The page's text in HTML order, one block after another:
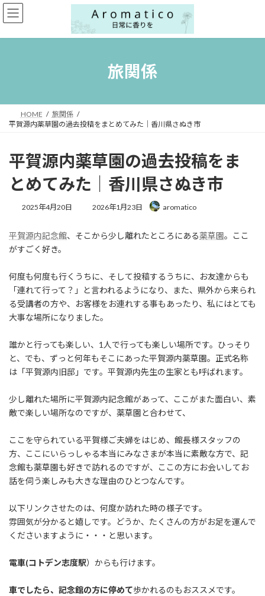
コ
ン
ン
ナ
ビ
ー
旅関係
HOME
旅関係
平賀源内薬草園の過去投稿をまとめてみた｜香川県さぬき市
平賀源内薬草園の過去投稿をま
とめてみた｜香川県さぬき市
2025年4月20日
最
新
2026年1月23日 aromatico
平賀源内記念館、そこから少し離れたところにある薬草園。ここ
がすごく好き。
何度も何度も行くうちに、そして投稿するうちに、お友達からも
「連れて行って？」と言われるようになり、また、県外から来られ
る受講者の方や、お客様をお連れする事もあったり、私にはとても
大事な場所になりました。
誰かと行っても楽しい、1人で行っても楽しい場所です。ひっそり
と、でも、ずっと何年もそこにあった平賀源内薬草園。正式名称
は「平賀源内旧邸」です。平賀源内先生の生家とも呼ばれます。
少し離れた場所に平賀源内記念館があって、ここがまた面白い、素
敵で楽しい場所なのですが、薬草園と合わせて、
ここを守られている平賀様ご夫婦をはじめ、館長様スタッフの
方、ここにいらっしゃる本当にみなさまが本当に素敵な方で、記
念館も薬草園も好きで訪れるのですが、ここの方にお会いしてお
話を伺う楽しみも大きな理由のひとつなんです。
以下リンクさせたのは、何度か訪れた時の様子です。
雰囲気が分かると嬉しです。どうか、たくさんの方がお足を運んで
くださいますように・・・と思います。
電車(コトデン志度駅）からも行けます。
車でしたら、記念館の方に停めて歩かれるのもおススメです。